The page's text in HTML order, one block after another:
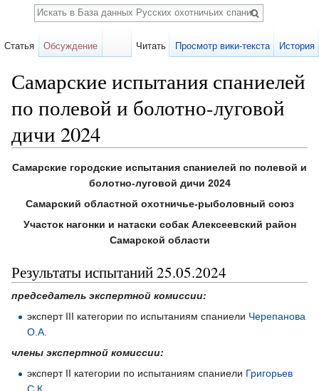
Самарские испытания спаниелей
по полевой и болотно-луговой
дичи 2024
Самарские городские испытания спаниелей по полевой и
болотно-луговой дичи 2024
Самарский областной охотничье-рыболовный союз
Участок нагонки и натаски собак Алексеевский район
Самарской области
Результаты испытаний 25.05.2024
председатель экспертной комиссии:
эксперт III категории по испытаниям спаниели Черепанова
О.А.
члены экспертной комиссии:
эксперт II категории по испытаниям спаниели Григорьев
Статья Обсуждение Читать Просмотр вики-текста История
Поиск